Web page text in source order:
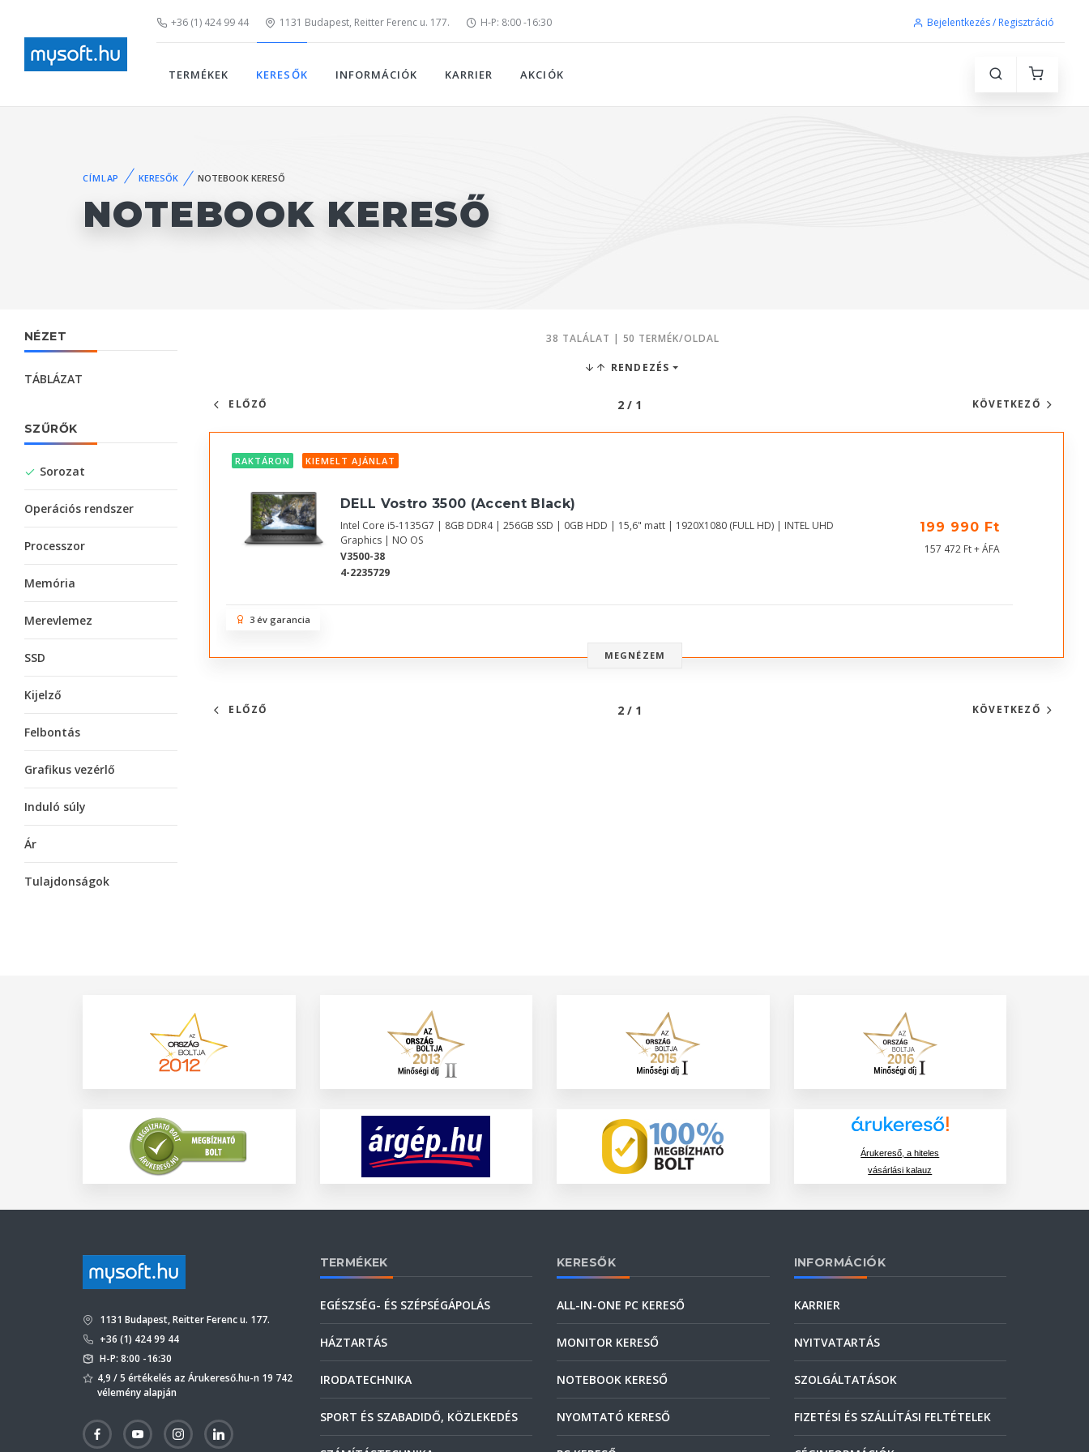
+36 (1) 424 99 44 1131 Budapest, Reitter Ferenc u. 177. H-P: 8:00 -16:30 Bejelentkezés / Regisztráció
TERMÉKEK KERESŐK INFORMÁCIÓK KARRIER AKCIÓK
CÍMLAP KERESŐK NOTEBOOK KERESŐ
NOTEBOOK KERESŐ
NÉZET
TÁBLÁZAT
SZŰRŐK
Sorozat
Operációs rendszer
Processzor
Memória
Merevlemez
SSD
Kijelző
Felbontás
Grafikus vezérlő
Induló súly
Ár
Tulajdonságok
38 TALÁLAT | 50 TERMÉK/OLDAL
RENDEZÉS
ELŐZŐ 2 / 1 KÖVETKEZŐ
RAKTÁRON KIEMELT AJÁNLAT
DELL Vostro 3500 (Accent Black)
Intel Core i5-1135G7 | 8GB DDR4 | 256GB SSD | 0GB HDD | 15,6" matt | 1920X1080 (FULL HD) | INTEL UHD
Graphics | NO OS
V3500-38
4-2235729
199 990 Ft
157 472 Ft + ÁFA
3 év garancia
MEGNÉZEM
ELŐZŐ 2 / 1 KÖVETKEZŐ
Árukereső, a hiteles
vásárlási kalauz
1131 Budapest, Reitter Ferenc u. 177.
+36 (1) 424 99 44
H-P: 8:00 -16:30
4,9 / 5 értékelés az Árukereső.hu-n 19 742
vélemény alapján
TERMÉKEK
EGÉSZSÉG- ÉS SZÉPSÉGÁPOLÁS
HÁZTARTÁS
IRODATECHNIKA
SPORT ÉS SZABADIDŐ, KÖZLEKEDÉS
KERESŐK
ALL-IN-ONE PC KERESŐ
MONITOR KERESŐ
NOTEBOOK KERESŐ
NYOMTATÓ KERESŐ
INFORMÁCIÓK
KARRIER
NYITVATARTÁS
SZOLGÁLTATÁSOK
FIZETÉSI ÉS SZÁLLÍTÁSI FELTÉTELEK